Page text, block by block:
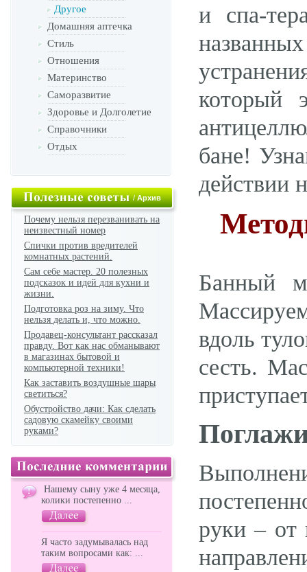
Другое
Домашняя аптечка
Стиль
Отношения
Материнство
Саморазвитие
Здоровье и Долголетие
Справочники
Отдых
/Архив
Почему нельзя перезванивать на
неизвестный номер
Спички против вредителей
комнатных растений.
Сам себе мастер. 20 полезных
подсказок и идей для кухни и
жизни.
Подготовка роз на зиму. Что
нельзя делать и, что можно.
Продавец-консультант рассказал
правду. Вот как нас обманывают
в магазинах бытовой и
компьютерной техники!
Как заставить воздушные шары
светиться?
Обустройство дачи: Как сделать
садовую скамейку своими
руками?
Нашему сыну уже 4 месяца,
колики постепенно ...
Я часто задумывалась над
таким вопросами как: ...
и спа-
который
бане!
действии
Банный
вдоль
сесть.
руки – от